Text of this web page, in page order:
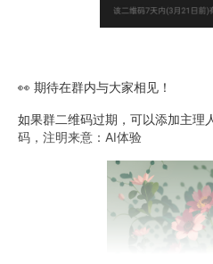
👀 期待在群内与大家相见！
如果群二维码过期，可以添加主
码，注明来意：AI体验